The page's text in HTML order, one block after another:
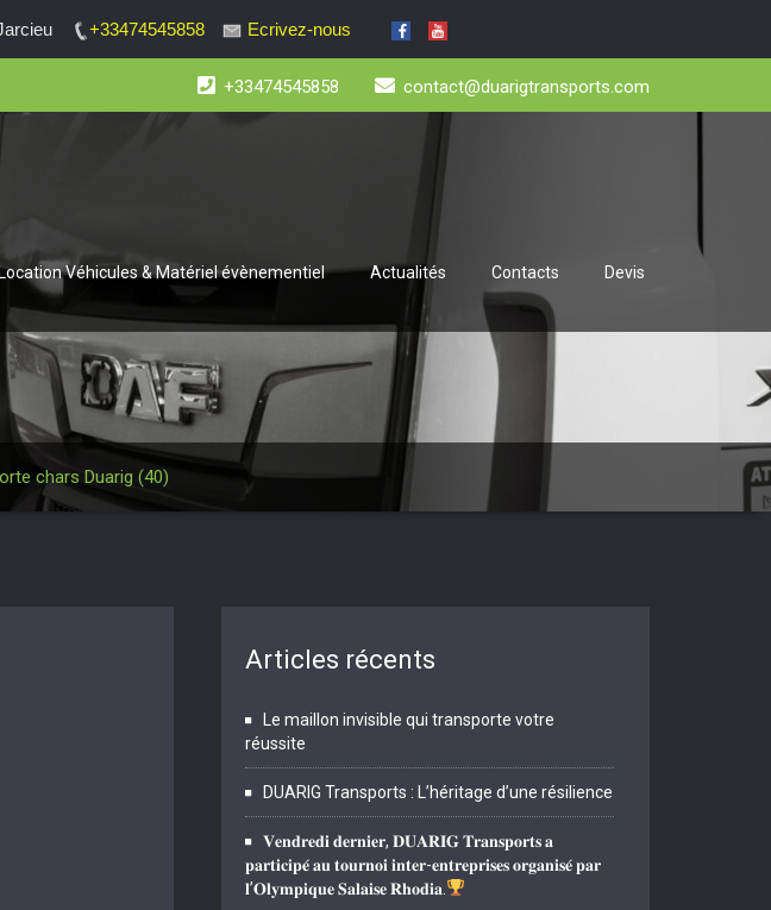
+33474545858 Ecrivez-nous
+33474545858 contact@duarigtransports.com
Véhicules & Matériel évènementiel Actualités Contacts Devis
chars Duarig (40)
Articles récents
Le maillon invisible qui transporte votre
réussite
DUARIG Transports : L’héritage d’une résilience
𝐕𝐞𝐧𝐝𝐫𝐞𝐝𝐢 𝐝𝐞𝐫𝐧𝐢𝐞𝐫, 𝐃𝐔𝐀𝐑𝐈𝐆 𝐓𝐫𝐚𝐧𝐬𝐩𝐨𝐫𝐭𝐬 𝐚
𝐩𝐚𝐫𝐭𝐢𝐜𝐢𝐩𝐞́ 𝐚𝐮 𝐭𝐨𝐮𝐫𝐧𝐨𝐢 𝐢𝐧𝐭𝐞𝐫-𝐞𝐧𝐭𝐫𝐞𝐩𝐫𝐢𝐬𝐞𝐬 𝐨𝐫𝐠𝐚𝐧𝐢𝐬𝐞́ 𝐩𝐚𝐫
𝐥’𝐎𝐥𝐲𝐦𝐩𝐢𝐪𝐮𝐞 𝐒𝐚𝐥𝐚𝐢𝐬𝐞 𝐑𝐡𝐨𝐝𝐢𝐚.